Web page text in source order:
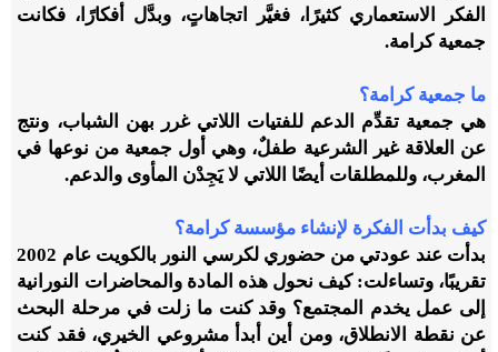
الفكر الاستعماري كثيرًا، فغيَّر اتجاهاتٍ، وبدَّل أفكارًا، فكانت
جمعية كرامة.
ما جمعية كرامة؟
هي جمعية تقدِّم الدعم للفتيات اللاتي غرر بهن الشباب، ونتج
عن العلاقة غير الشرعية طفلٌ، وهي أول جمعية من نوعها في
المغرب، وللمطلقات أيضًا اللاتي لا يَجِدْن المأوى والدعم.
كيف بدأت الفكرة لإنشاء مؤسسة كرامة؟
بدأت عند عودتي من حضوري لكرسي النور بالكويت عام 2002
تقريبًا، وتساءلت: كيف نحول هذه المادة والمحاضرات النورانية
إلى عمل يخدم المجتمع؟ وقد كنت ما زلت في مرحلة البحث
عن نقطة الانطلاق، ومن أين أبدأ مشروعي الخيري، فقد كنت